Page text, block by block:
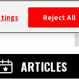
ARTICLES
Reject All